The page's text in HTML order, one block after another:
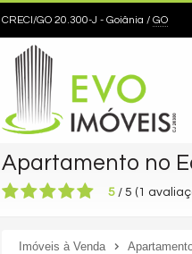
CRECI/GO 20.300-J - Goiânia / GO
Apartamento no
5 / 5 ( 1
Imóveis à Venda